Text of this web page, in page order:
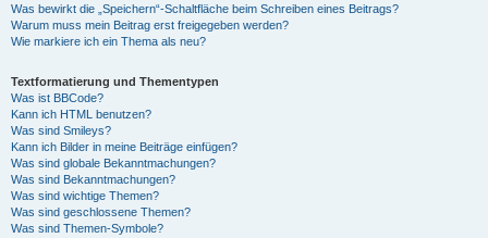
Was bewirkt die „Speichern“-Schaltfläche beim Schreiben eines Beitrags?
Warum muss mein Beitrag erst freigegeben werden?
Wie markiere ich ein Thema als neu?
Textformatierung und Thementypen
Was ist BBCode?
Kann ich HTML benutzen?
Was sind Smileys?
Kann ich Bilder in meine Beiträge einfügen?
Was sind globale Bekanntmachungen?
Was sind Bekanntmachungen?
Was sind wichtige Themen?
Was sind geschlossene Themen?
Was sind Themen-Symbole?